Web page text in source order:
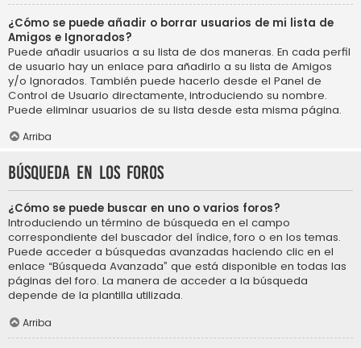
¿Cómo se puede añadir o borrar usuarios de mi lista de
Amigos e Ignorados?
Puede añadir usuarios a su lista de dos maneras. En cada perfil
de usuario hay un enlace para añadirlo a su lista de Amigos
y/o Ignorados. También puede hacerlo desde el Panel de
Control de Usuario directamente, introduciendo su nombre.
Puede eliminar usuarios de su lista desde esta misma página.
Arriba
Búsqueda en los foros
¿Cómo se puede buscar en uno o varios foros?
Introduciendo un término de búsqueda en el campo
correspondiente del buscador del índice, foro o en los temas.
Puede acceder a búsquedas avanzadas haciendo clic en el
enlace “Búsqueda Avanzada” que está disponible en todas las
páginas del foro. La manera de acceder a la búsqueda
depende de la plantilla utilizada.
Arriba